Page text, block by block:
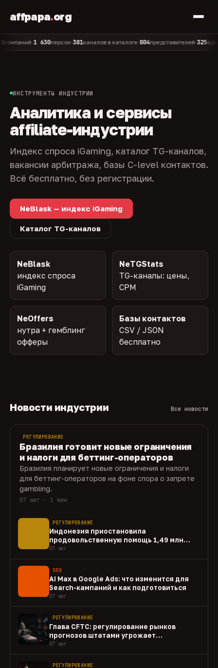
affpapa.org
•1 630персон•381каналов в каталоге•804представителей•325админов
ИНСТРУМЕНТЫ ИНДУСТРИИ
Аналитика и сервисы
affiliate-индустрии
Индекс спроса iGaming, каталог TG-каналов,
вакансии арбитража, базы C-level контактов.
Всё бесплатно, без регистрации.
NeBlask — индекс iGaming
Каталог TG-каналов
NeBlask
индекс спроса
iGaming
NeTGStats
TG-каналы: цены,
CPM
NeOffers
нутра + гемблинг
офферы
Базы контактов
CSV / JSON
бесплатно
Новости индустрии Все новости
РЕГУЛИРОВАНИЕ
Бразилия готовит новые ограничения
и налоги для беттинг-операторов
Бразилия планирует новые ограничения и налоги
для беттинг-операторов на фоне спора о запрете
gambling.
07 авг · 1 мин
РЕГУЛИРОВАНИЕ
Индонезия приостановила
продовольственную помощь 1,49 млн
домохозяйств
07 авг
SEO
AI Max в Google Ads: что изменится для
Search-кампаний и как подготовиться
07 авг
РЕГУЛИРОВАНИЕ
Глава CFTC: регулирование рынков
прогнозов штатами угрожает
федеральному рынку
07 авг
РЕГУЛИРОВАНИЕ